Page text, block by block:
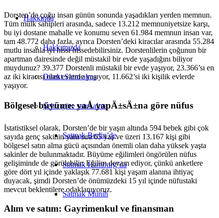
Hakkında
Hakkımızda
Direkt Satın alma
Şehir göre satın alma
Satmak Berlin’de
Satmak Hamburg’da
Satmak Münih
Dorsten’de çoğu insan günün sonunda yaşadıkları yerden memnun.
Tüm mülk sahipleri arasında, sadece 13.212 memnuniyetsize karşı,
bu iyi dostane mahalle ve konumu seven 61.984 memnun insan var,
tam 48.772 daha fazla, ayrıca Dorsten’deki kiracılar arasında 55.284
mutlu insanla iyi hissi hissedebilirsiniz. Dorstenlilerin çoğunun bir
apartman dairesinde değil müstakil bir evde yaşadığını biliyor
muydunuz? 39.377 Dorstenli müstakil bir evde yaşıyor, 23.366’sı en
az iki kiracısı olan evlerde yaşıyor, 11.662’si iki kişilik evlerde
yaşıyor.
Bölgesel büyüme: yaÅ yapÄ±sÄ±na göre nüfus
İstatistiksel olarak, Dorsten’de bir yaşın altında 594 bebek gibi çok
sayıda genç sakinin yanı sıra 65 yaş ve üzeri 13.167 kişi gibi
bölgesel satın alma gücü açısından önemli olan daha yüksek yaşta
sakinler de bulunmaktadır. Büyüme eğilimleri öngörülen nüfus
gelişiminde de görülebilir: Eğilim devam ediyor, çünkü anketlere
göre dört yıl içinde yaklaşık 77.681 kişi yaşam alanına ihtiyaç
duyacak, şimdi Dorsten’de önümüzdeki 15 yıl içinde nüfustaki
mevcut beklentilere odaklanıyoruz.
Alım ve satım: Gayrimenkul ve finansman